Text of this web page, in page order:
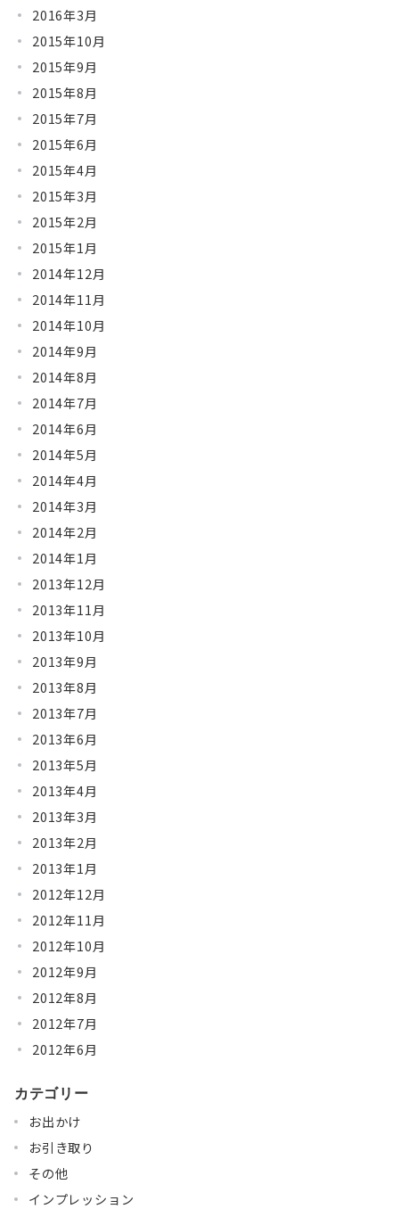
2016年3月
2015年10月
2015年9月
2015年8月
2015年7月
2015年6月
2015年4月
2015年3月
2015年2月
2015年1月
2014年12月
2014年11月
2014年10月
2014年9月
2014年8月
2014年7月
2014年6月
2014年5月
2014年4月
2014年3月
2014年2月
2014年1月
2013年12月
2013年11月
2013年10月
2013年9月
2013年8月
2013年7月
2013年6月
2013年5月
2013年4月
2013年3月
2013年2月
2013年1月
2012年12月
2012年11月
2012年10月
2012年9月
2012年8月
2012年7月
2012年6月
カテゴリー
お出かけ
お引き取り
その他
インプレッション